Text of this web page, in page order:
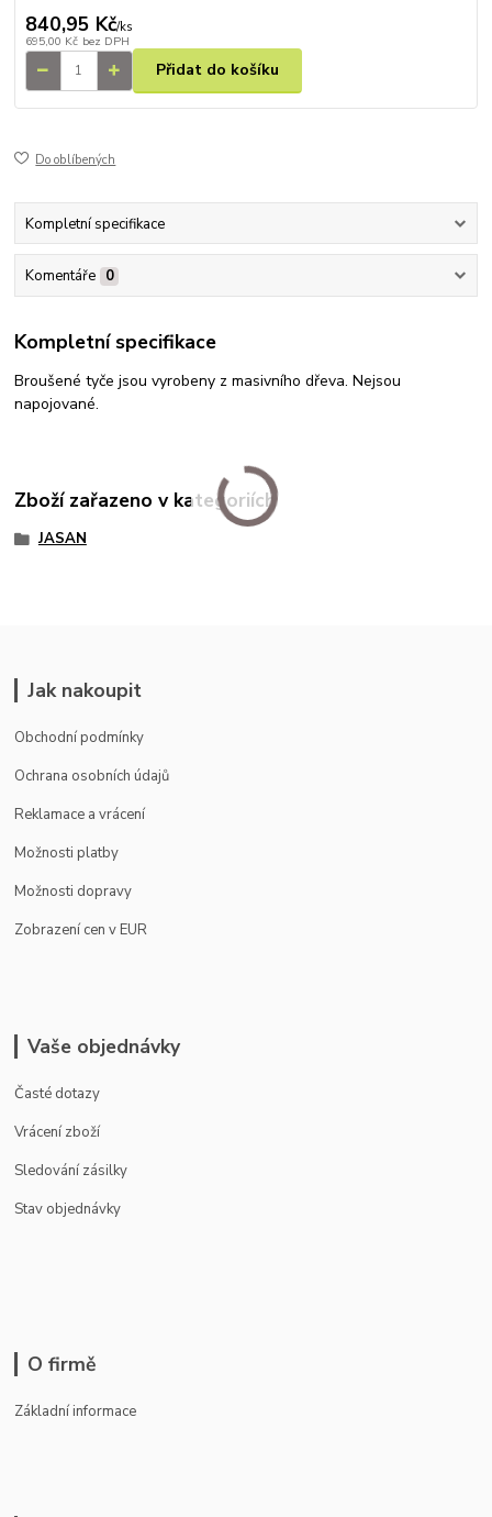
840,95 Kč/ks
695,00 Kč bez DPH
Přidat do košíku
Do oblíbených
Kompletní specifikace
Komentáře 0
Kompletní specifikace
Broušené tyče jsou vyrobeny z masivního dřeva. Nejsou
napojované.
Zboží zařazeno v kategoriích
JASAN
Jak nakoupit
Obchodní podmínky
Ochrana osobních údajů
Reklamace a vrácení
Možnosti platby
Možnosti dopravy
Zobrazení cen v EUR
Vaše objednávky
Časté dotazy
Vrácení zboží
Sledování zásilky
Stav objednávky
O firmě
Základní informace